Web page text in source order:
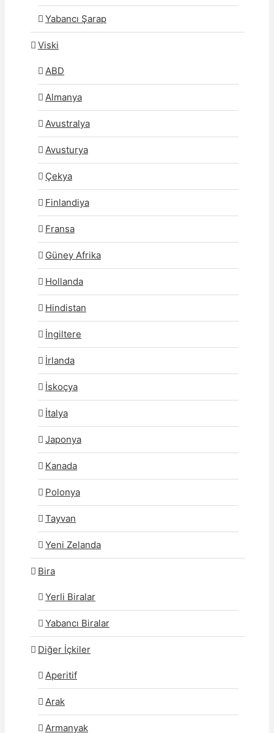
Yabancı Şarap
Viski
ABD
Almanya
Avustralya
Avusturya
Çekya
Finlandiya
Fransa
Güney Afrika
Hollanda
Hindistan
İngiltere
İrlanda
İskoçya
İtalya
Japonya
Kanada
Polonya
Tayvan
Yeni Zelanda
Bira
Yerli Biralar
Yabancı Biralar
Diğer İçkiler
Aperitif
Arak
Armanyak